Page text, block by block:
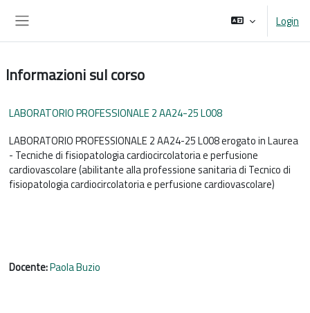
Login
Informazioni sul corso
LABORATORIO PROFESSIONALE 2 AA24-25 L008
LABORATORIO PROFESSIONALE 2 AA24-25 L008 erogato in Laurea
- Tecniche di fisiopatologia cardiocircolatoria e perfusione
cardiovascolare (abilitante alla professione sanitaria di Tecnico di
fisiopatologia cardiocircolatoria e perfusione cardiovascolare)
Docente:Paola Buzio